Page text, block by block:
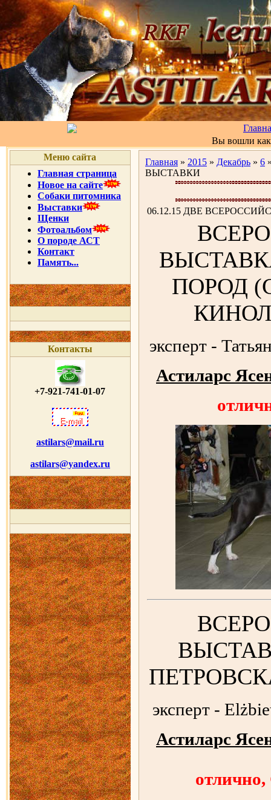
Вы вошли
Меню сайта
Главная страница
Новое на сайте
Собаки питомника
Выставки
Щенки
Фотоальбом
О породе АСТ
Контакт
Память...
Контакты
+7-921-741-01-07
astilars@mail.ru
astilars@yandex.ru
Главная » 2015 » Декабрь » 6
ВЫСТАВКИ
06.12.15 ДВЕ
ПОРОД
эксперт -
Астиларс
эксперт -
Астиларс